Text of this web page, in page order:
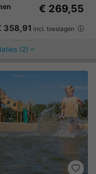
€ 269,55
358,91 incl. toeslagen
(2)